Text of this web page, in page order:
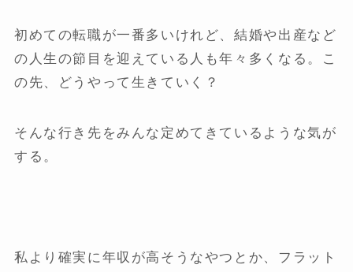
初めての転職が一番多いけれど、結婚や出産など
の人生の節目を迎えている人も年々多くなる。こ
の先、どうやって生きていく？
そんな行き先をみんな定めてきているような気が
する。
私より確実に年収が高そうなやつとか、フラット